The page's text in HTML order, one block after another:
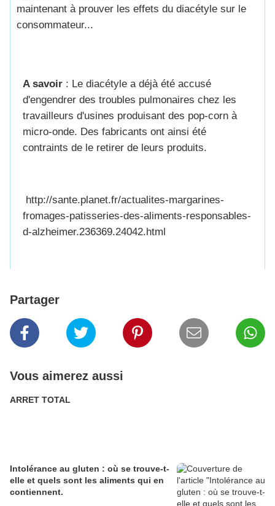
maintenant à prouver les effets du diacétyle sur le
consommateur...
A savoir : Le diacétyle a déjà été accusé
d'engendrer des troubles pulmonaires chez les
travailleurs d'usines produisant des pop-corn à
micro-onde. Des fabricants ont ainsi été
contraints de le retirer de leurs produits.
http://sante.planet.fr/actualites-margarines-
fromages-patisseries-des-aliments-responsables-
d-alzheimer.236369.24042.html
Partager
Vous aimerez aussi
ARRET TOTAL
Intolérance au gluten : où se trouve-t-
elle et quels sont les aliments qui en
contiennent.